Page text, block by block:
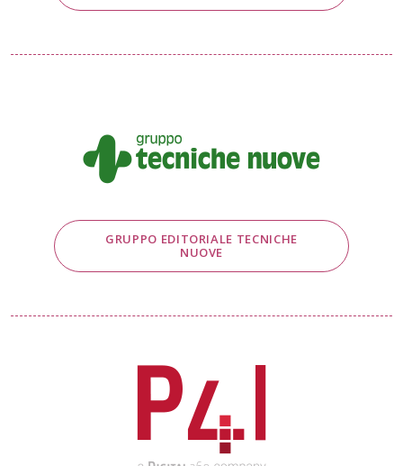
GRUPPO EDITORIALE TECNICHE
NUOVE